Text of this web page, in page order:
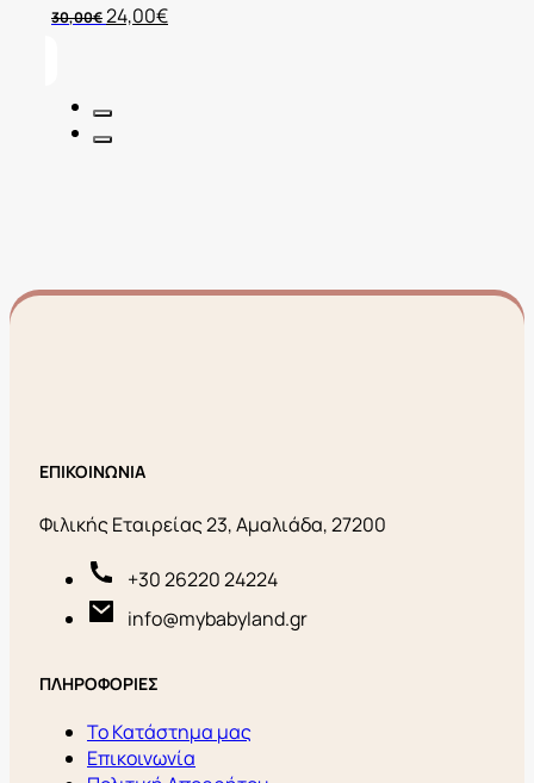
30,00€ Original
price
24,00€Η
τρέχουσα
ΕΠΙΚΟΙΝΩΝΙΑ
Φιλικής Εταιρείας 23, Αμαλιάδα, 27200
+30 26220 24224
info@mybabyland.gr
ΠΛΗΡΟΦΟΡΙΕΣ
Το Κατάστημα μας
Επικοινωνία